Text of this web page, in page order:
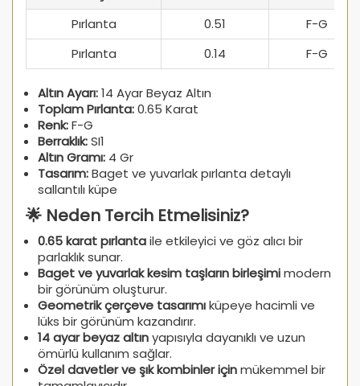
Pırlanta
0.51
F-G
Pırlanta
0.14 F-G
Altın Ayarı:14 Ayar Beyaz Altın
Toplam Pırlanta:0.65 Karat
Renk:F-G
Berraklık:SI1
Altın Gramı: 4 Gr
Tasarım:Baget ve yuvarlak pırlanta detaylı
sallantılı küpe
🌟 Neden Tercih Etmelisiniz?
0.65 karat pırlantaile etkileyici ve göz alıcı bir
parlaklık sunar.
Baget ve yuvarlak kesim taşların birleşimimodern
bir görünüm oluşturur.
Geometrik çerçeve tasarımıküpeye hacimli ve
lüks bir görünüm kazandırır.
14 ayar beyaz altınyapısıyla dayanıklı ve uzun
ömürlü kullanım sağlar.
Özel davetler ve şık kombinler içinmükemmel bir